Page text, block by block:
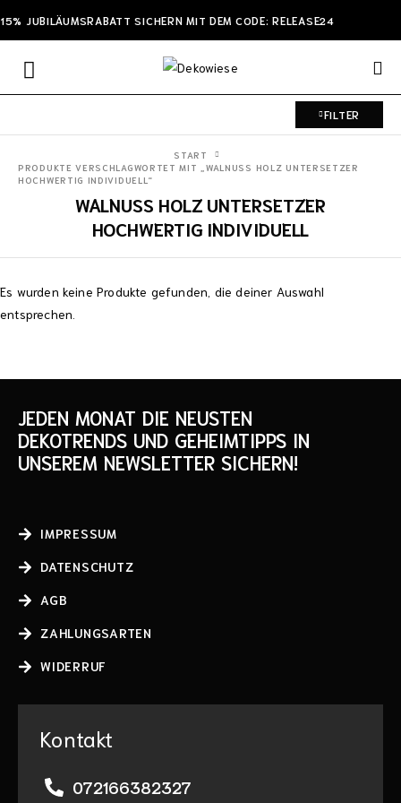
15% JUBILÄUMSRABATT SICHERN MIT DEM CODE: RELEASE24
FILTER
WALNUSS HOLZ UNTERSETZER
HOCHWERTIG INDIVIDUELL
START
PRODUKTE VERSCHLAGWORTET MIT „WALNUSS HOLZ UNTERSETZER
HOCHWERTIG INDIVIDUELL“
Es wurden keine Produkte gefunden, die deiner Auswahl
entsprechen.
JEDEN MONAT DIE NEUSTEN
DEKOTRENDS UND GEHEIMTIPPS IN
UNSEREM NEWSLETTER SICHERN!
IMPRESSUM
DATENSCHUTZ
AGB
ZAHLUNGSARTEN
WIDERRUF
Kontakt
072166382327